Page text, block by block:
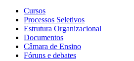
Cursos
Processos Seletivos
Estrutura Organizacional
Documentos
Câmara de Ensino
Fóruns e debates